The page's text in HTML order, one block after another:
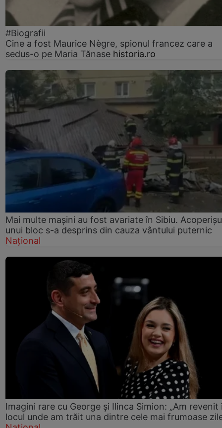
#Biografii
Cine a fost Maurice Nègre, spionul francez care a
sedus-o pe Maria Tănase historia.ro
Mai multe mașini au fost avariate în Sibiu.
unui bloc s-a desprins din cauza vântului puternic
Național
Imagini rare cu George și Ilinca Simion: „Am revenit
locul unde am trăit una dintre cele mai frumoase